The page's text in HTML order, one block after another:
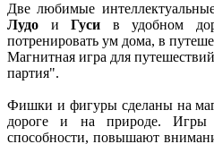
Две любимые
Лудо иГуси в удобном
потренировать ум дома, в
Магнитная игра для
партия".
Фишки и фигуры сделаны на
дороге и на природе. Игры
способности, повышают